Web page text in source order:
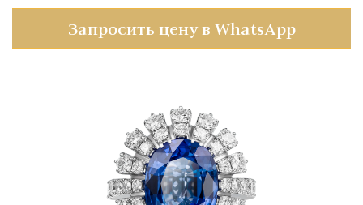
Запросить цену в WhatsApp